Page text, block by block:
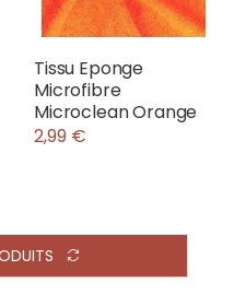
Tissu Eponge
Microfibre
Microclean Orange
2,99 €